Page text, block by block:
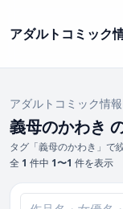
アダルトコミック
アダルトコミック情報
義母のかわき
タグ「義母のかわき」で
全 1 件中 1〜1 件を表示